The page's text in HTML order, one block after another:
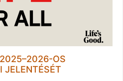
OS
JELENTÉSÉT